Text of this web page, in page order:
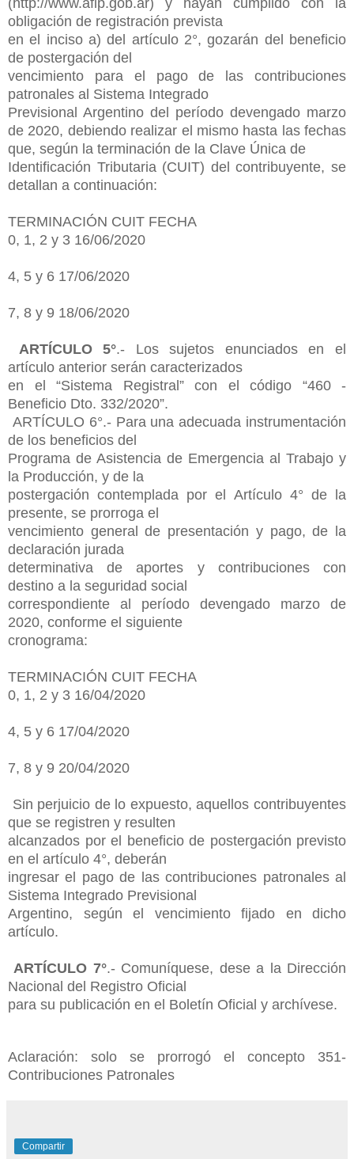
(http://www.afip.gob.ar) y hayan cumplido con la
obligación de registración prevista
en el inciso a) del artículo 2°, gozarán del beneficio
de postergación del
vencimiento para el pago de las contribuciones
patronales al Sistema Integrado
Previsional Argentino del período devengado marzo
de 2020, debiendo realizar el mismo hasta las fechas
que, según la terminación de la Clave Única de
Identificación Tributaria (CUIT) del contribuyente, se
detallan a continuación:
TERMINACIÓN CUIT FECHA
0, 1, 2 y 3 16/06/2020
4, 5 y 6 17/06/2020
7, 8 y 9 18/06/2020
ARTÍCULO 5°.- Los sujetos enunciados en el
artículo anterior serán caracterizados
en el “Sistema Registral” con el código “460 -
Beneficio Dto. 332/2020”.
ARTÍCULO 6°.- Para una adecuada instrumentación
de los beneficios del
Programa de Asistencia de Emergencia al Trabajo y
la Producción, y de la
postergación contemplada por el Artículo 4° de la
presente, se prorroga el
vencimiento general de presentación y pago, de la
declaración jurada
determinativa de aportes y contribuciones con
destino a la seguridad social
correspondiente al período devengado marzo de
2020, conforme el siguiente
cronograma:
TERMINACIÓN CUIT FECHA
0, 1, 2 y 3 16/04/2020
4, 5 y 6 17/04/2020
7, 8 y 9 20/04/2020
Sin perjuicio de lo expuesto, aquellos contribuyentes
que se registren y resulten
alcanzados por el beneficio de postergación previsto
en el artículo 4°, deberán
ingresar el pago de las contribuciones patronales al
Sistema Integrado Previsional
Argentino, según el vencimiento fijado en dicho
artículo.
ARTÍCULO 7°.- Comuníquese, dese a la Dirección
Nacional del Registro Oficial
para su publicación en el Boletín Oficial y archívese.
Aclaración: solo se prorrogó el concepto 351-
Contribuciones Patronales
Compartir